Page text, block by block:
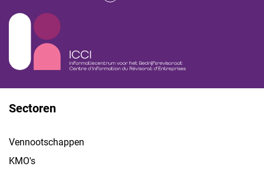
Sectoren
Vennootschappen
KMO's